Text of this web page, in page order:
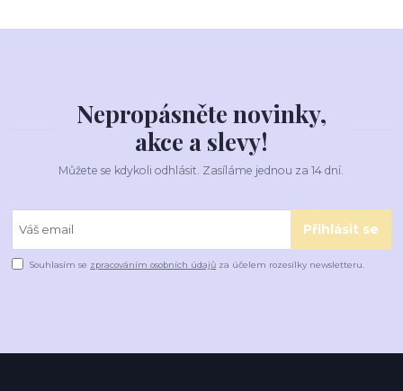
Nepropásněte novinky,
akce a slevy!
Můžete se kdykoli odhlásit. Zasíláme jednou za 14 dní.
Přihlásit se
Souhlasím se zpracováním osobních údajů za účelem rozesílky newsletteru.